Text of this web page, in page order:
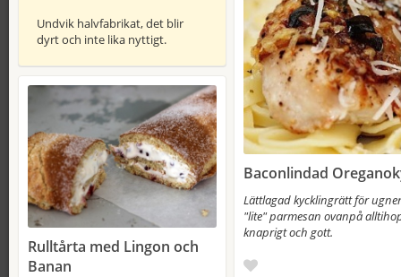
Undvik halvfabrikat, det blir
dyrt och inte lika nyttigt.
Rulltårta med Lingon och
Banan
Baconlindad
Lättlagad kycklingrätt för
"lite" parmesan ovanpå
knaprigt och gott.